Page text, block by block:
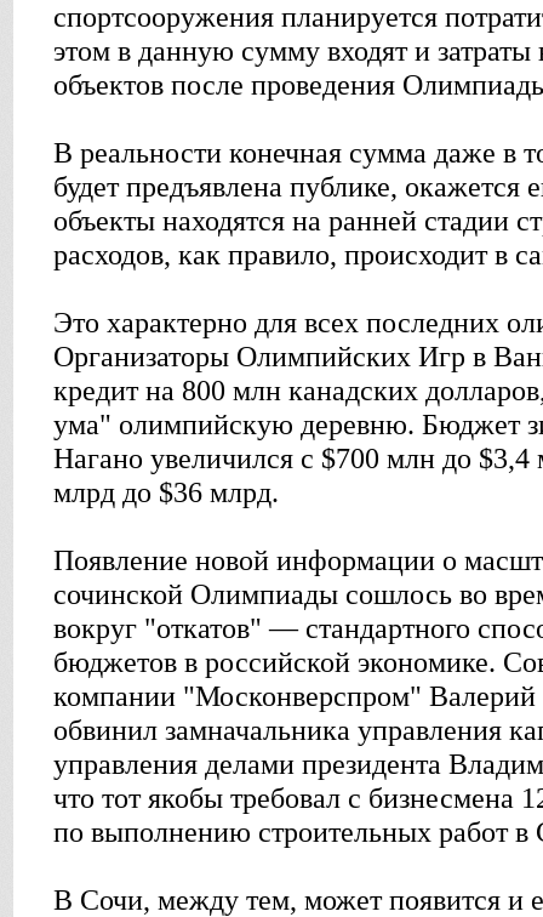
спортсооружения планируется
этом в данную сумму входят и
объектов после проведения
В реальности конечная сумма даже в
будет предъявлена публике,
объекты находятся на ранней стадии
расходов, как правило, происходит в
Это характерно для всех последних
Организаторы Олимпийских Игр в
кредит на 800 млн канадских
ума" олимпийскую деревню. Бюджет
Нагано увеличился с $700 млн до
млрд до $36 млрд.
Появление новой информации о
сочинской Олимпиады сошлось во
вокруг "откатов" — стандартного
бюджетов в российской экономике.
компании "Москонверспром" Валерий
обвинил замначальника управления
управления делами президента
что тот якобы требовал с бизнесмена
по выполнению строительных работ в
В Сочи, между тем, может появится и